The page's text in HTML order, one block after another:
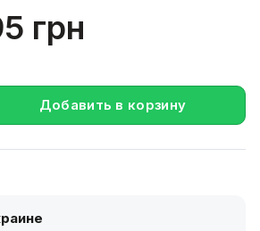
грн
Добавить в корзину